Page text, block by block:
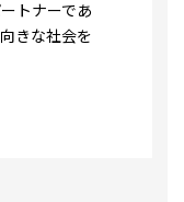
トナーであ
きな社会を